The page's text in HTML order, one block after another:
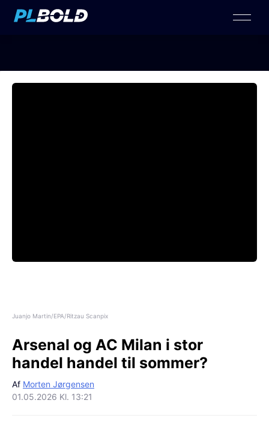
Juanjo Martin/EPA/Ritzau Scanpix
Arsenal og AC Milan i stor
handel handel til sommer?
Af Morten Jørgensen
01.05.2026 Kl. 13:21